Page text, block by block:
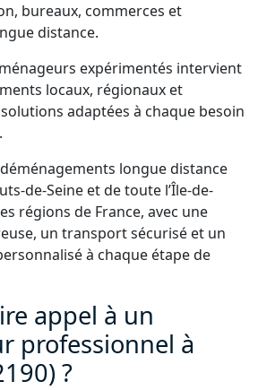
bureaux, commerces et
distance.
expérimentés intervient
locaux, régionaux et
adaptées à chaque besoin
longue distance
de-Seine et de toute l’Île-de-
régions de France, avec une
un transport sécurisé et un
à chaque étape de
appel à un
professionnel à
?